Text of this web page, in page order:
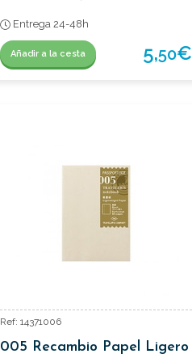
Regular Traveler´s
Entrega 24-48h
Añadir a la cesta 5,50€
Ref: 14371006
005 Recambio Papel Ligero